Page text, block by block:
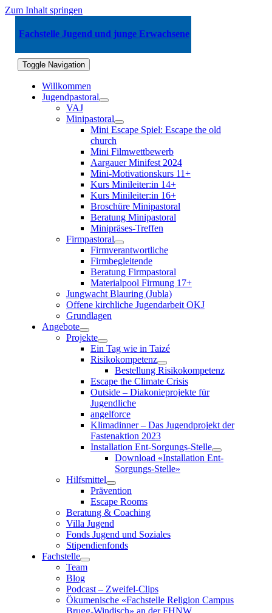
Zum Inhalt springen
Fachstelle Jugend und junge Erwachsene
Toggle Navigation
Willkommen
Jugendpastoral
VAJ
Minipastoral
Mini Escape Spiel: Escape the old
church
Mini Filmwettbewerb
Aargauer Minifest 2024
Mini-Motivationskurs 11+
Kurs Minileiter:in 14+
Kurs Minileiter:in 16+
Broschüre Minipastoral
Beratung Minipastoral
Minipräses-Treffen
Firmpastoral
Firmverantwortliche
Firmbegleitende
Beratung Firmpastoral
Materialpool Firmung 17+
Jungwacht Blauring (Jubla)
Offene kirchliche Jugendarbeit OKJ
Grundlagen
Angebote
Projekte
Ein Tag wie in Taizé
Risikokompetenz
Bestellung Risikokompetenz
Escape the Climate Crisis
Outside – Diakonieprojekte für
Jugendliche
angelforce
Klimadinner – Das Jugendprojekt der
Fastenaktion 2023
Installation Ent-Sorgungs-Stelle
Download «Installation Ent-
Sorgungs-Stelle»
Hilfsmittel
Prävention
Escape Rooms
Beratung & Coaching
Villa Jugend
Fonds Jugend und Soziales
Stipendienfonds
Fachstelle
Team
Blog
Podcast – Zweifel-Clips
Ökumenische «Fachstelle Religion Campus
Brugg-Windisch» an der FHNW